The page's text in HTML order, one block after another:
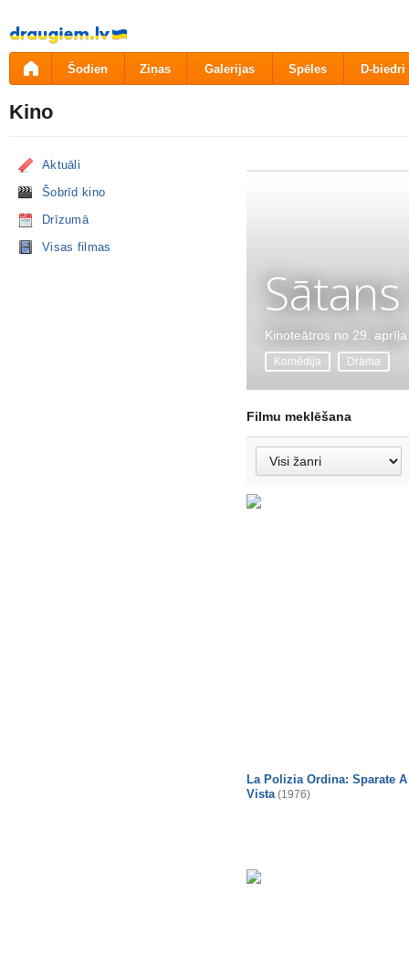
Pāriet
uz
saturu
Šodien Ziņas Galerijas Spēles D-biedri
Kino
Aktuāli
Šobrīd kino
Drīzumā
Visas filmas
Kinoteātros no 29. aprīļa
Komēdija Drāma
Filmu meklēšana
La Polizia Ordina: Sparate A
Vista (1976)